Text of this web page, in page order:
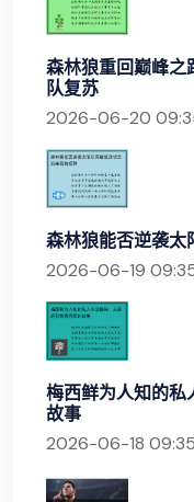
森林狼重回巅峰之
队复苏
2026-06-20
森林狼能否逆袭太
2026-06-19
梅西鲜为人知的私
故事
2026-06-18